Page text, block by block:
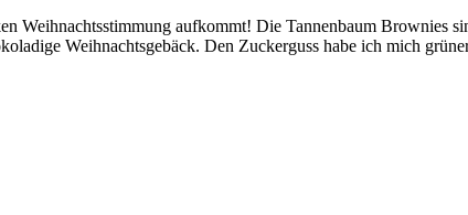
aufkommt! Die Tannenbaum Brownies
Weihnachtsgebäck. Den Zuckerguss habe ich mich